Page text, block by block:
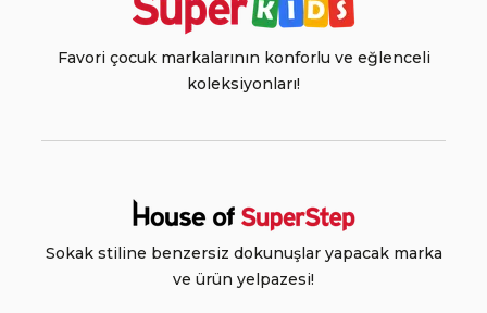
Favori çocuk markalarının konforlu ve eğlenceli
koleksiyonları!
Sokak stiline benzersiz dokunuşlar yapacak marka
ve ürün yelpazesi!